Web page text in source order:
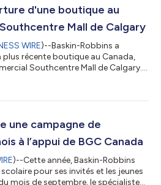
d'une boutique au
Mall de Calgary
WIRE)--Baskin-Robbins a
récente boutique au Canada,
Southcentre Mall de Calgary.
dans le cadre d'une entente conclue
Vancouver et de Calgary. Adel
une campagne de
à l’appui de BGC Canada
)--Cette année, Baskin-Robbins
pour ses invités et les jeunes
mois de septembre, le spécialiste